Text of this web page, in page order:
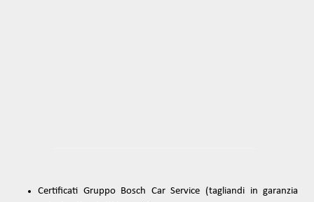
Certificati Gruppo Bosch Car Service (tagliandi in garanzia